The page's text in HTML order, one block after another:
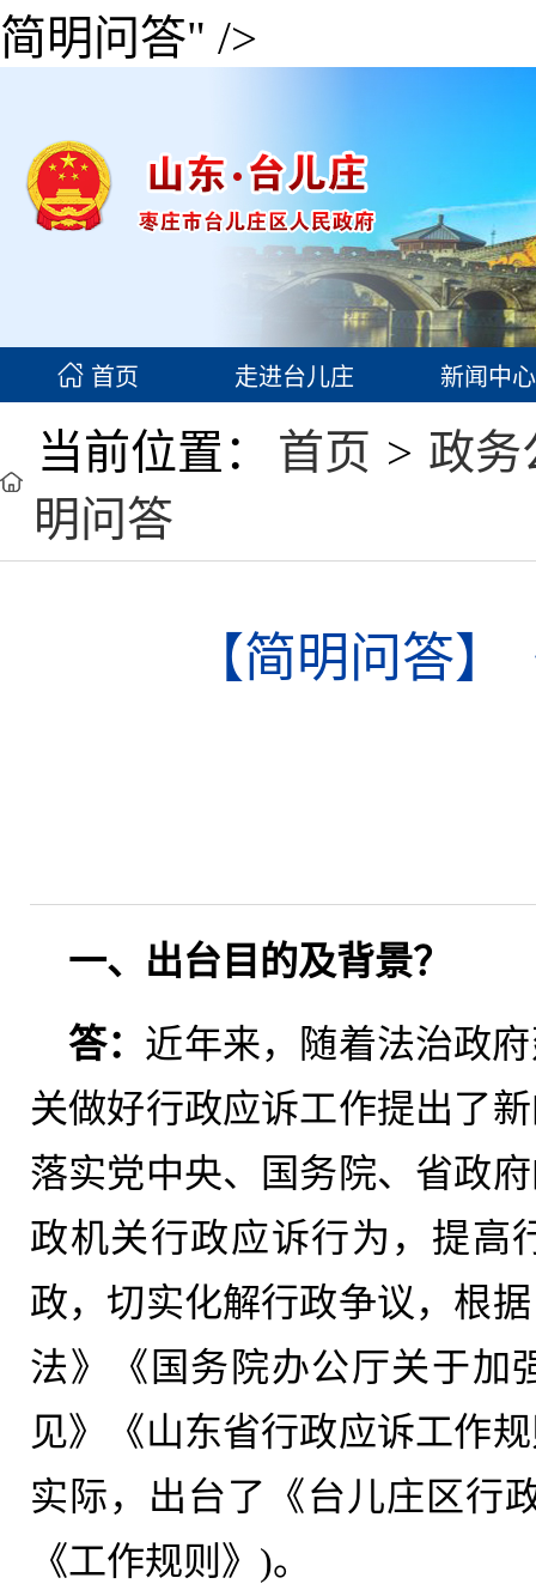
简明问答" />
首页 走进台儿庄 新闻中心
当前位置： 首页 > 政务
明问答
【简明问答
一、出台目的及背景？
答： 近年来，随着法治政
关做好行政应诉工作提出了
落实党中央、国务院、省政
政机关行政应诉行为，提高
政，切实化解行政争议，根
法》《国务院办公厅关于加
见》《山东省行政应诉工作
实际，出台了《台儿庄区行
《工作规则》)。